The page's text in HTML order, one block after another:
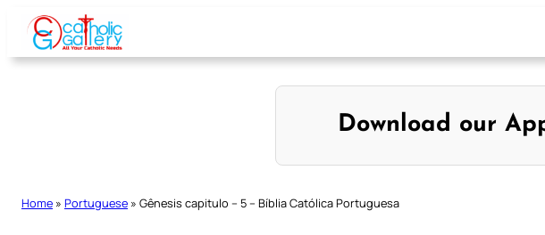
Skip
content
Download our
Home » Portuguese » Gênesis capitulo – 5 – Bíblia Católica Portuguesa